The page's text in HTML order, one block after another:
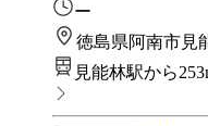
ー
徳島県阿南市見
見能林駅から